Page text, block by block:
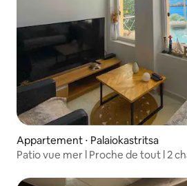
Appartement ⋅ Palaiokastritsa
Patio vue mer l Proche de tout l 2